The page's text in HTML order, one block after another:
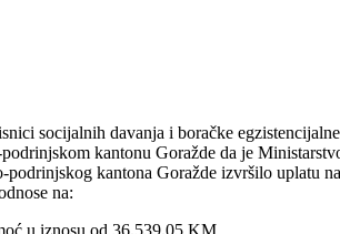
socijalnih davanja i boračke egzistencijalne
kantonu Goražde da je
podrinjskog kantona Goražde izvršilo uplatu na
na:
u iznosu od 36.539,05 KM